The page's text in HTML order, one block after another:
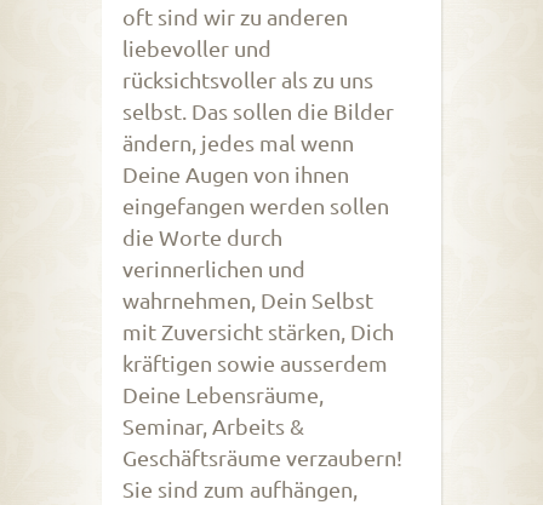
oft sind wir zu anderen
liebevoller und
rücksichtsvoller als zu uns
selbst. Das sollen die Bilder
ändern, jedes mal wenn
Deine Augen von ihnen
eingefangen werden sollen
die Worte durch
verinnerlichen und
wahrnehmen, Dein Selbst
mit Zuversicht stärken, Dich
kräftigen sowie ausserdem
Deine Lebensräume,
Seminar, Arbeits &
Geschäftsräume verzaubern!
Sie sind zum aufhängen,